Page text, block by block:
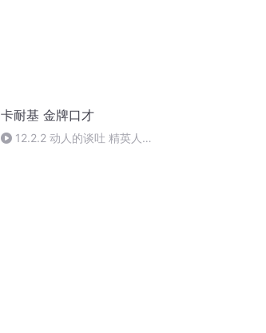
卡耐基 金牌口才
12.2.2 动人的谈吐 精英人物